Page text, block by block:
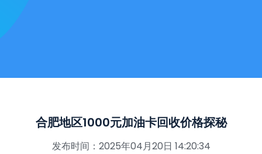
合肥地区1000元加油卡回收价格探秘
发布时间：2025年04月20日 14:20:34